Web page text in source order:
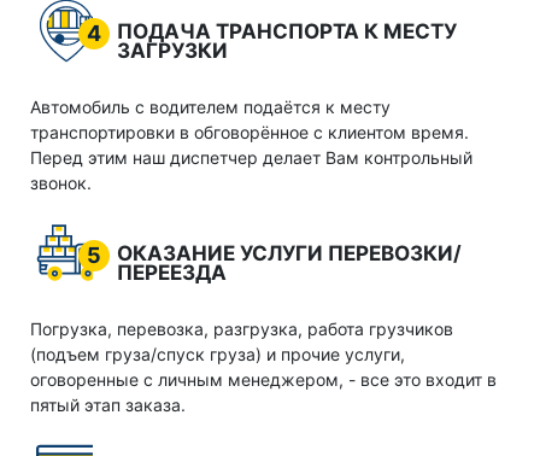
4
ПОДАЧА ТРАНСПОРТА К МЕСТУ
ЗАГРУЗКИ
Автомобиль с водителем подаётся к месту
транспортировки в обговорённое с клиентом время.
Перед этим наш диспетчер делает Вам контрольный
звонок.
5
ОКАЗАНИЕ УСЛУГИ ПЕРЕВОЗКИ/
ПЕРЕЕЗДА
Погрузка, перевозка, разгрузка, работа грузчиков
(подъем груза/спуск груза) и прочие услуги,
оговоренные с личным менеджером, - все это входит в
пятый этап заказа.